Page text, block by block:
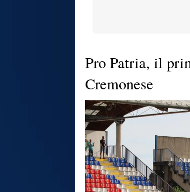
Pro Patria, il
Cremonese